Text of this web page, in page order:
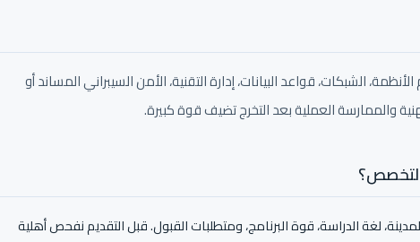
الشبكات، قواعد البيانات، إدارة التقنية، الأمن السيبراني المساند أو
والممارسة العملية بعد التخرج تضيف قوة كبيرة.
لغة الدراسة، قوة البرنامج، ومتطلبات القبول. قبل التقديم نفحص أهلية